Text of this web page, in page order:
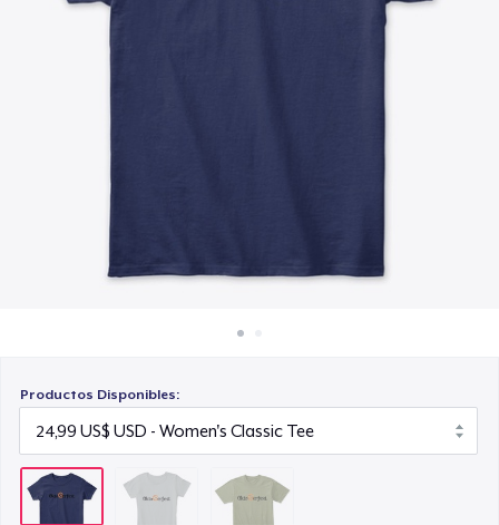
Productos Disponibles: